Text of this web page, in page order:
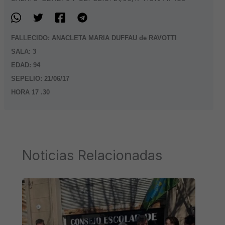
FALLECIDO: ANACLETA MARIA DUFFAU de RAVOTTI
SALA: 3
EDAD: 94
SEPELIO: 21/06/17
HORA 17 .30
Noticias Relacionadas